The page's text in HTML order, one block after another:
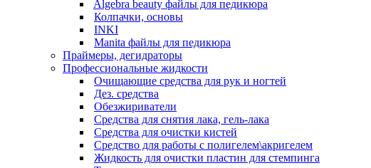
Algebra beauty файлы для педикюра
Колпачки, основы
INKI
Manita файлы для педикюра
Праймеры, дегидраторы
Профессиональные жидкости
Очищающие средства для рук и ногтей
Дез. средства
Обезжириватели
Средства для снятия лака, гель-лака
Средства для очистки кистей
Средство для работы с полигелем\акригелем
Жидкость для очистки пластин для стемпинга